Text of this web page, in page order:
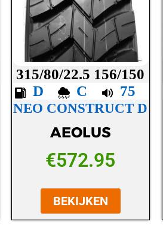
315/80/22.5 156/150
D
C 75
NEO CONSTRUCT D
AEOLUS
€572.95
BEKIJKEN